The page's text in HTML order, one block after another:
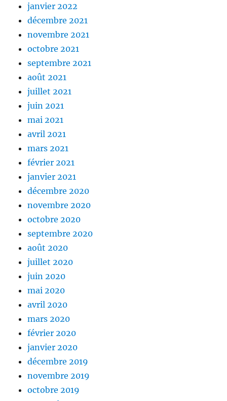
janvier 2022
décembre 2021
novembre 2021
octobre 2021
septembre 2021
août 2021
juillet 2021
juin 2021
mai 2021
avril 2021
mars 2021
février 2021
janvier 2021
décembre 2020
novembre 2020
octobre 2020
septembre 2020
août 2020
juillet 2020
juin 2020
mai 2020
avril 2020
mars 2020
février 2020
janvier 2020
décembre 2019
novembre 2019
octobre 2019